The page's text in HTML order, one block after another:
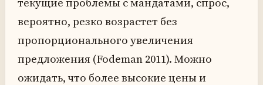
вероятно, резко возрастет без
пропорционального увеличения
предложения (Fodeman 2011). Можно
ожидать, что более высокие цены и